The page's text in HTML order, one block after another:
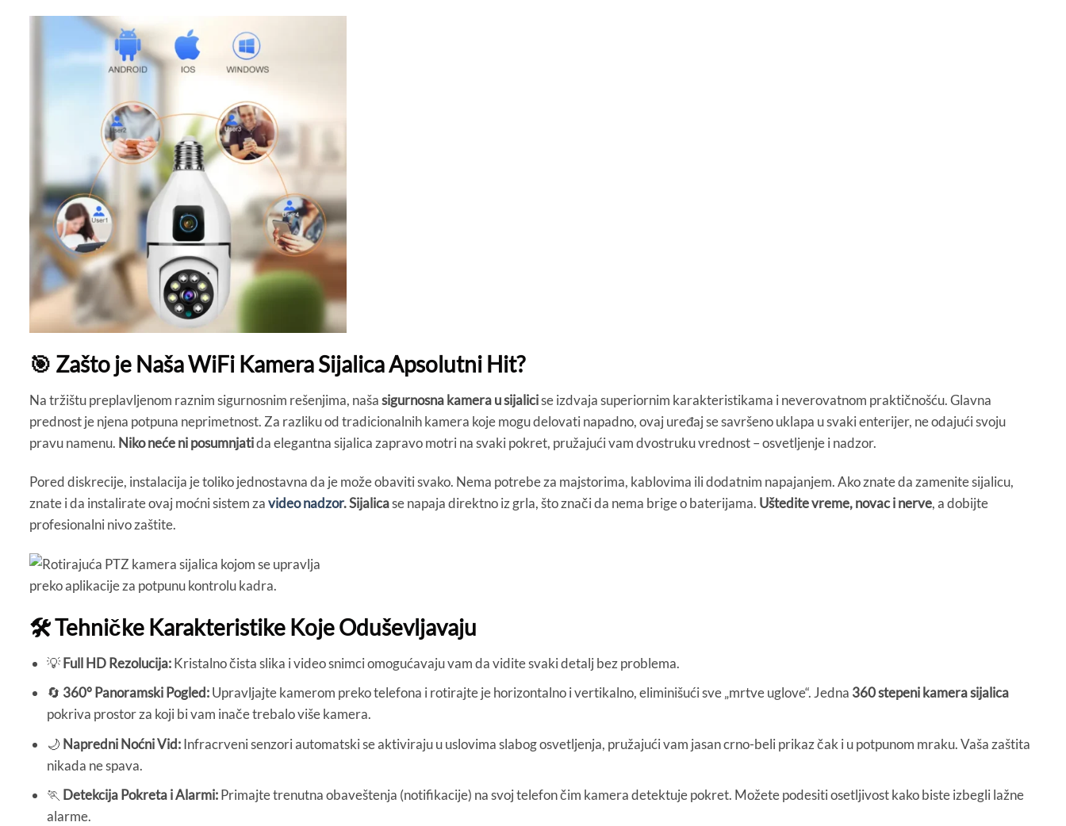
🎯 Zašto je Naša WiFi Kamera Sijalica Apsolutni Hit?
Na tržištu preplavljenom raznim sigurnosnim rešenjima, našasigurnosna kamera u sijalicise izdvaja superiornim karakteristikama i neverovatnom praktičnošću. Glavna
prednost je njena potpuna neprimetnost. Za razliku od tradicionalnih kamera koje mogu delovati napadno, ovaj uređaj se savršeno uklapa u svaki enterijer, ne odajući svoju
pravu namenu. Niko neće ni posumnjatida elegantna sijalica zapravo motri na svaki pokret, pružajući vam dvostruku vrednost – osvetljenje i nadzor.
Pored diskrecije, instalacija je toliko jednostavna da je može obaviti svako. Nema potrebe za majstorima, kablovima ili dodatnim napajanjem. Ako znate da zamenite sijalicu,
znate i da instalirate ovaj moćni sistem zavideo nadzor. Sijalicase napaja direktno iz grla, što znači da nema brige o baterijama. Uštedite vreme, novac i nerve, a dobijte
profesionalni nivo zaštite.
🛠️ Tehničke Karakteristike Koje Oduševljavaju
💡Full HD Rezolucija:Kristalno čista slika i video snimci omogućavaju vam da vidite svaki detalj bez problema.
🔄 360° Panoramski Pogled:Upravljajte kamerom preko telefona i rotirajte je horizontalno i vertikalno, eliminišući sve „mrtve uglove“. Jedna 360 stepeni kamera sijalica
pokriva prostor za koji bi vam inače trebalo više kamera.
🌙Napredni Noćni Vid:Infracrveni senzori automatski se aktiviraju u uslovima slabog osvetljenja, pružajući vam jasan crno-beli prikaz čak i u potpunom mraku. Vaša zaštita
nikada ne spava.
🏃 Detekcija Pokreta i Alarmi:Primajte trenutna obaveštenja (notifikacije) na svoj telefon čim kamera detektuje pokret. Možete podesiti osetljivost kako biste izbegli lažne
alarme.